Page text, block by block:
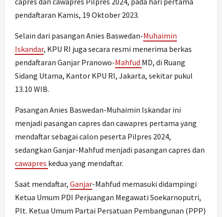
pendaftaran Kamis, 19 Oktober 2023.
Selain dari pasangan Anies Baswedan-Muhaimin
Iskandar, KPU RI juga secara resmi menerima berkas
pendaftaran Ganjar Pranowo-Mahfud MD, di Ruang
Sidang Utama, Kantor KPU RI, Jakarta, sekitar pukul
13.10 WIB.
Pasangan Anies Baswedan-Muhaimin Iskandar ini
menjadi pasangan capres dan cawapres pertama yang
mendaftar sebagai calon peserta Pilpres 2024,
sedangkan Ganjar-Mahfud menjadi pasangan capres dan
cawapres kedua yang mendaftar.
Saat mendaftar, Ganjar-Mahfud memasuki didampingi
Ketua Umum PDI Perjuangan Megawati Soekarnoputri,
Plt. Ketua Umum Partai Persatuan Pembangunan (PPP)